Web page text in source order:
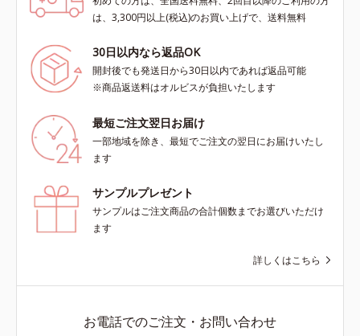
は、3,300円以上(税込)のお買い上げで、送料無料
30日以内なら返品OK
開封後でも発送日から30日以内であれば返品可能
※商品返送料はオルビスが負担いたします
最短ご注文翌日お届け
一部地域を除き、最短でご注文の翌日にお届けいたし
ます
サンプルプレゼント
サンプルはご注文商品の合計個数までお選びいただけ
ます
詳しくはこちら
お電話でのご注文・お問い合わせ